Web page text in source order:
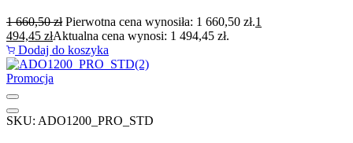
1 660,50zł Pierwotna cena wynosiła: 1 660,50 zł.1
494,45 złAktualna cena wynosi: 1 494,45 zł.
Dodaj do koszyka
Promocja
SKU: ADO1200_PRO_STD